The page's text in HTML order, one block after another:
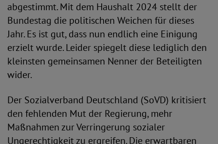
abgestimmt. Mit dem Haushalt 2024 stellt der
Bundestag die politischen Weichen für dieses
Jahr. Es ist gut, dass nun endlich eine Einigung
erzielt wurde. Leider spiegelt diese lediglich den
kleinsten gemeinsamen Nenner der Beteiligten
wider.
Der Sozialverband Deutschland (SoVD) kritisiert
den fehlenden Mut der Regierung, mehr
Maßnahmen zur Verringerung sozialer
Ungerechtigkeit zu ergreifen. Die erwartbaren